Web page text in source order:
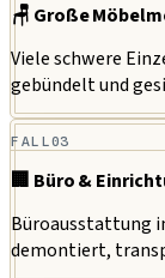
🪑 Große
Viele schwere
gebündelt und
FALL03
🏢 Büro &
Büroausstattung
demontiert,